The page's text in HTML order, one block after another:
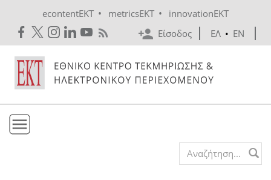
econtentEKT • metricsEKT •
innovationEKT
Είσοδος
ΕΛ • EN
Search form